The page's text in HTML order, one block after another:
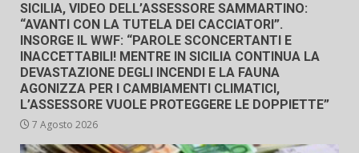
SICILIA, VIDEO DELL’ASSESSORE SAMMARTINO:
“AVANTI CON LA TUTELA DEI CACCIATORI”.
INSORGE IL WWF: “PAROLE SCONCERTANTI E
INACCETTABILI! MENTRE IN SICILIA CONTINUA LA
DEVASTAZIONE DEGLI INCENDI E LA FAUNA
AGONIZZA PER I CAMBIAMENTI CLIMATICI,
L’ASSESSORE VUOLE PROTEGGERE LE DOPPIETTE”
7 Agosto 2026